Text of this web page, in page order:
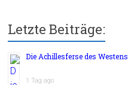
Letzte Beiträge:
Die Achillesferse des Westens
1 Tag ago